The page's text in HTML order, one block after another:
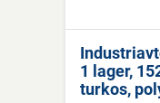
1 lager,
turkos,